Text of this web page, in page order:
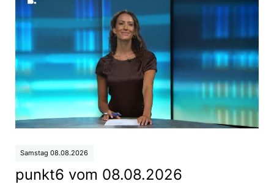
Strolchenfahrt endet auf
dem Dach
Black Stars vor Cup-
Achtelfinal
Samstag 08.08.2026
punkt6 vom 08.08.2026